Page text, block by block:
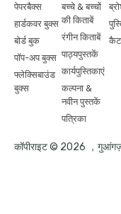
पेपरबैक्स
हार्डकवर बुक्स
बोर्ड बुक
पॉप-अप बुक्स
फ्लेक्सिबाउंड
बुक्स
बच्चे & बच्चों
की किताबें
रंगीन किताबें
पाठ्यपुस्तकें
कार्यपुस्तिकाएं
कल्पना &
नवीन पुस्तकें
पत्रिका
कॉपीराइट © 2026 ，गुआंगज़ौ